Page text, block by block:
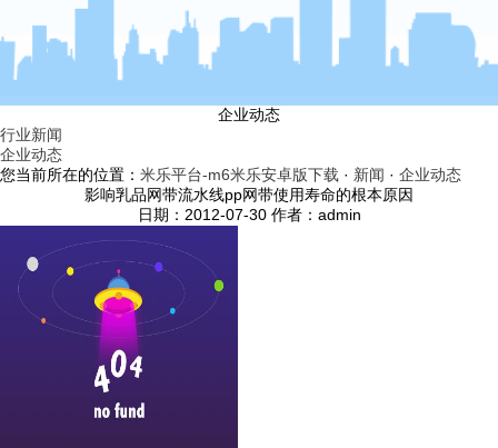
企业动态
行业新闻
企业动态
您当前所在的位置： 米乐平台-m6米乐安卓版下载 · 新闻 · 企业动态
影响乳品网带流水线pp网带使用寿命的根本原因
日期：2012-07-30 作者：admin